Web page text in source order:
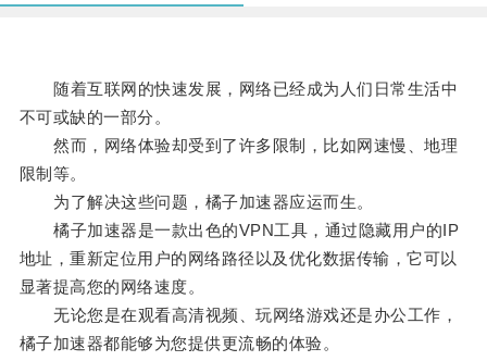
随着互联网的快速发展，网络已经成为人们日常生活中
不可或缺的一部分。
然而，网络体验却受到了许多限制，比如网速慢、地理
限制等。
为了解决这些问题，橘子加速器应运而生。
橘子加速器是一款出色的VPN工具，通过隐藏用户的IP
地址，重新定位用户的网络路径以及优化数据传输，它可以
显著提高您的网络速度。
无论您是在观看高清视频、玩网络游戏还是办公工作，
橘子加速器都能够为您提供更流畅的体验。